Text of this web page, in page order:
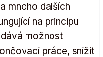
mnoho dalších
na principu
možnost
práce, snížit